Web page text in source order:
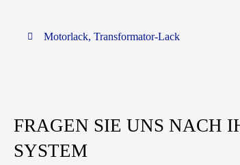
Motorlack, Transformator-Lack
FRAGEN SIE UNS NACH
SYSTEM